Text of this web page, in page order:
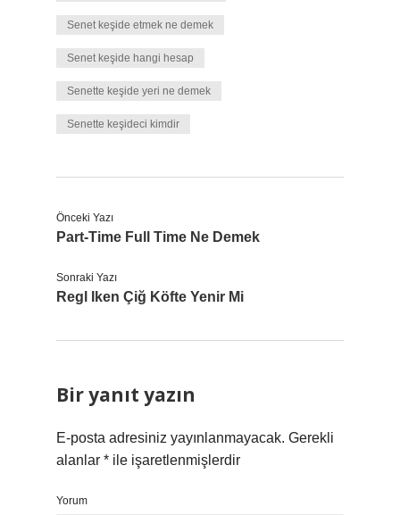
Senet keşide etmek ne demek
Senet keşide hangi hesap
Senette keşide yeri ne demek
Senette keşideci kimdir
Önceki Yazı
Part-Time Full Time Ne Demek
Sonraki Yazı
Regl Iken Çiğ Köfte Yenir Mi
Bir yanıt yazın
E-posta adresiniz yayınlanmayacak. Gerekli
alanlar * ile işaretlenmişlerdir
Yorum